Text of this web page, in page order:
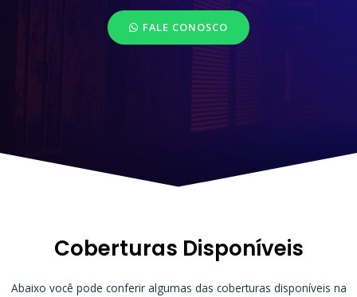
FALE CONOSCO
Coberturas Disponíveis
Abaixo você pode conferir algumas das coberturas disponíveis na